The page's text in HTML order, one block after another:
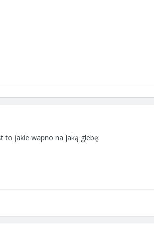
to jakie wapno na jaką glebę: